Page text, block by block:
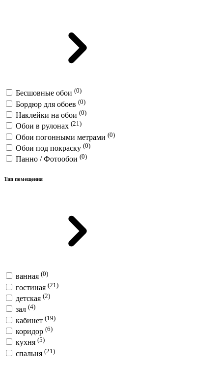
Бесшовные обои (0)
Бордюр для обоев (0)
Наклейки на обои (0)
Обои в рулонах (21)
Обои погонными метрами (0)
Обои под покраску (0)
Панно / Фотообои (0)
Тип помещения
ванная (0)
гостиная (21)
детская (2)
зал (4)
кабинет (19)
коридор (6)
кухня (5)
спальня (21)